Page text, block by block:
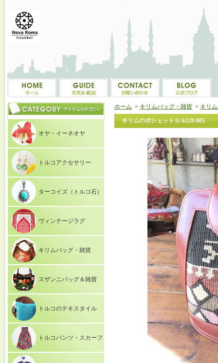
オヤ・イーネオヤ
トルコアクセサリー
ターコイズ（トルコ石）
ヴィンテージラグ
キリムバッグ・雑貨
スザンニバッグ＆雑貨
トルコのテキスタイル
トルコパンツ・スカーフ
ホーム > キリムバッグ・雑貨 > キリ
キリムのポシェット☆-k120-005